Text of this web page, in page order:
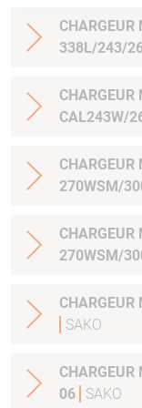
338L/243/
CAL243W/
270WSM/
270WSM/
SAKO
06
SAKO